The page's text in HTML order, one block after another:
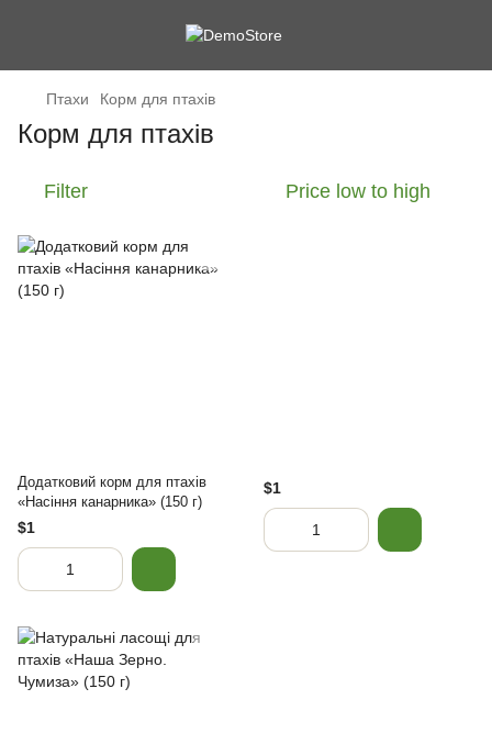
Птахи Корм для птахів
Корм для птахів
Filter Price low to high
Додатковий корм для птахів
«Насіння канарника» (150 г)
$1
$1